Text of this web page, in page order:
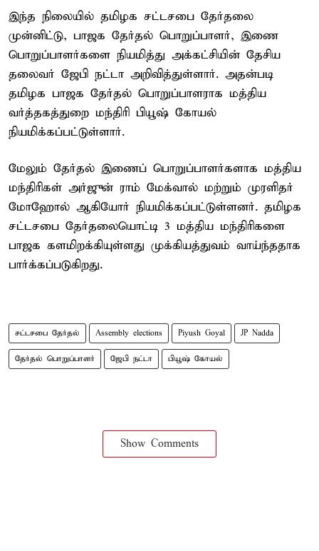
இந்த நிலையில் தமிழக சட்டசபை தேர்தலை
முன்னிட்டு, பாஜக தேர்தல் பொறுப்பாளர், இணை
பொறுப்பாளர்களை நியமித்து அக்கட்சியின் தேசிய
தலைவர் ஜேபி நட்டா அறிவித்துள்ளார். அதன்படி
தமிழக பாஜக தேர்தல் பொறுப்பாளராக மத்திய
வர்த்தகத்துறை மந்திரி பியூஷ் கோயல்
நியமிக்கப்பட்டுள்ளார்.
மேலும் தேர்தல் இணைப் பொறுப்பாளர்களாக மத்திய
மந்திரிகள் அர்ஜுன் ராம் மேக்வால் மற்றும் முரளிதர்
மோஹோல் ஆகியோர் நியமிக்கப்பட்டுள்ளனர். தமிழக
சட்டசபை தேர்தலையொட்டி 3 மத்திய மந்திரிகளை
பாஜக களமிறக்கியுள்ளது முக்கியத்துவம் வாய்ந்ததாக
பார்க்கப்படுகிறது.
சட்டசபை தேர்தல் Assembly elections Piyush Goyal JP Nadda
தேர்தல் பொறுப்பாளர் ஜேபி நட்டா பியூஷ் கோயல்
Show Comments